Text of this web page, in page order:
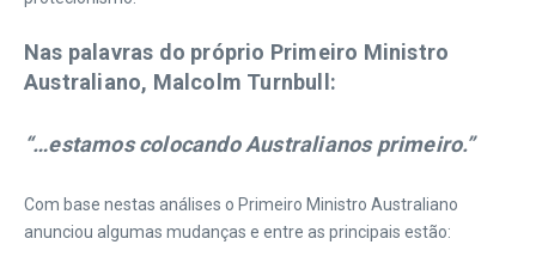
Nas palavras do próprio Primeiro Ministro
Australiano, Malcolm Turnbull:
“…estamos colocando Australianos primeiro.”
Com base nestas análises o Primeiro Ministro Australiano
anunciou algumas mudanças e entre as principais estão: